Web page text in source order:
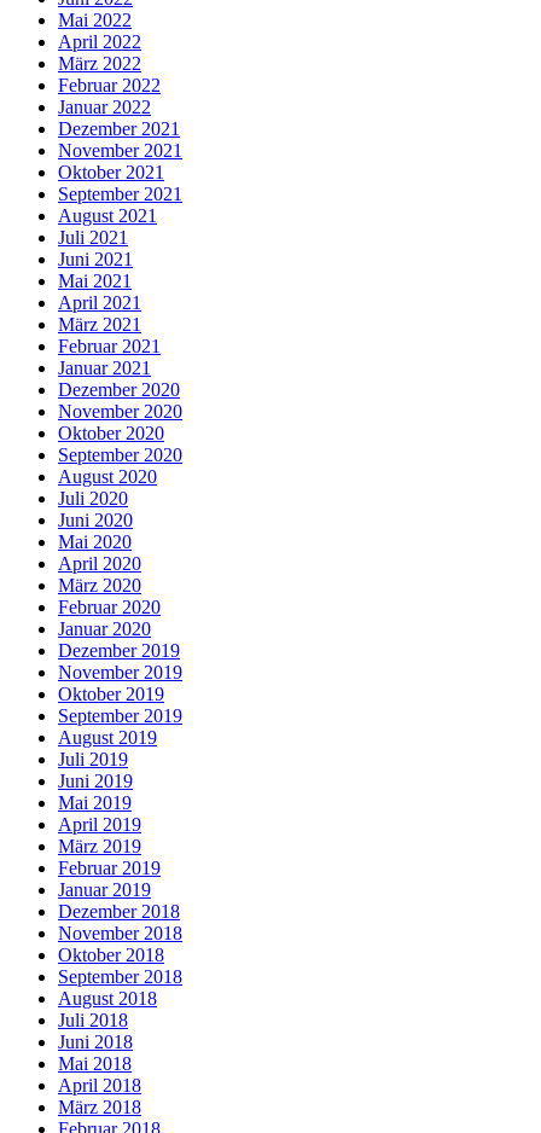
Mai 2022
April 2022
März 2022
Februar 2022
Januar 2022
Dezember 2021
November 2021
Oktober 2021
September 2021
August 2021
Juli 2021
Juni 2021
Mai 2021
April 2021
März 2021
Februar 2021
Januar 2021
Dezember 2020
November 2020
Oktober 2020
September 2020
August 2020
Juli 2020
Juni 2020
Mai 2020
April 2020
März 2020
Februar 2020
Januar 2020
Dezember 2019
November 2019
Oktober 2019
September 2019
August 2019
Juli 2019
Juni 2019
Mai 2019
April 2019
März 2019
Februar 2019
Januar 2019
Dezember 2018
November 2018
Oktober 2018
September 2018
August 2018
Juli 2018
Juni 2018
Mai 2018
April 2018
März 2018